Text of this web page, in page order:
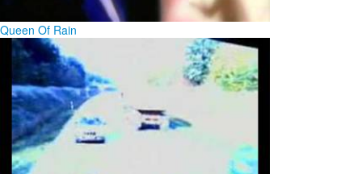
Queen Of Rain